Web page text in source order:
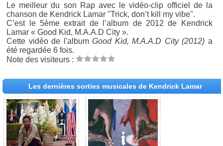
Le meilleur du son Rap avec le vidéo-clip officiel de la
chanson de Kendrick Lamar "Trick, don’t kill my vibe".
C’est le 5ème extrait de l’album de 2012 de Kendrick
Lamar « Good Kid, M.A.A.D City ».
Cette vidéo de l'albumGood Kid, M.A.A.D City (2012) a
été regardée 6 fois.
Note des visiteurs :
Les dernières sorties musicales de Kendrick Lamar